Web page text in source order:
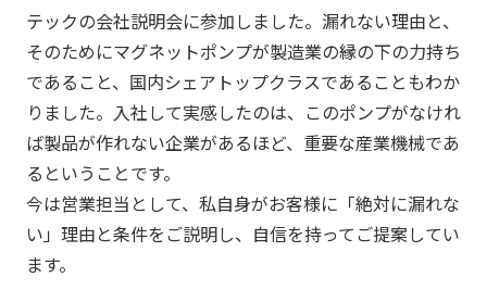
テックの会社説明会に参加しました。漏れない理由と、
そのためにマグネットポンプが製造業の縁の下の力持ち
であること、国内シェアトップクラスであることもわか
りました。入社して実感したのは、このポンプがなけれ
ば製品が作れない企業があるほど、重要な産業機械であ
るということです。
今は営業担当として、私自身がお客様に「絶対に漏れな
い」理由と条件をご説明し、自信を持ってご提案してい
ます。